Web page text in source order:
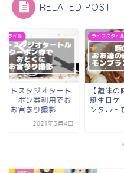
RELATED POST
スタイル
ォトスタジオタート
クーポン券利用でお
にお宮参り撮影
2021年3月4日
ライフスタイル
【趣味
誕生日ケ
ンタルト